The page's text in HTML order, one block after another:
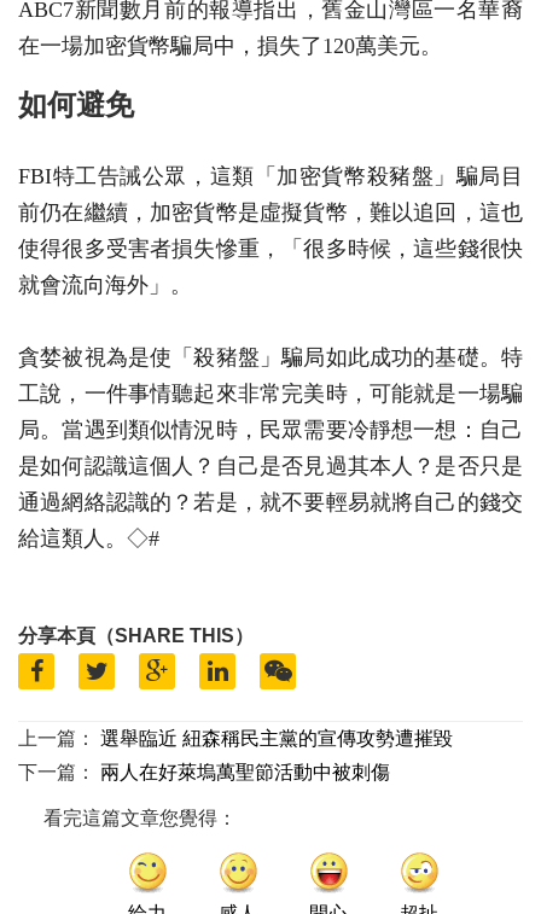
ABC7新聞數月前的報導指出，舊金山灣區一名華裔
在一場加密貨幣騙局中，損失了120萬美元。
如何避免
FBI特工告誡公眾，這類「加密貨幣殺豬盤」騙局目
前仍在繼續，加密貨幣是虛擬貨幣，難以追回，這也
使得很多受害者損失慘重，「很多時候，這些錢很快
就會流向海外」。
貪婪被視為是使「殺豬盤」騙局如此成功的基礎。特
工說，一件事情聽起來非常完美時，可能就是一場騙
局。當遇到類似情況時，民眾需要冷靜想一想：自己
是如何認識這個人？自己是否見過其本人？是否只是
通過網絡認識的？若是，就不要輕易就將自己的錢交
給這類人。◇#
分享本頁（SHARE THIS）
上一篇：
選舉臨近 紐森稱民主黨的宣傳攻勢遭摧毀
下一篇：
兩人在好萊塢萬聖節活動中被刺傷
看完這篇文章您覺得：